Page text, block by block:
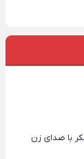
با صدای زن